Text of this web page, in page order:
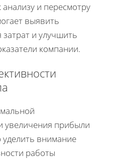
и пересмотру
выявить
и улучшить
компании.
увеличения прибыли
внимание
работы